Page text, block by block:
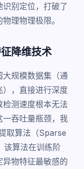
别定位，打破了
理物理极限。
降维技术
规模数据集（通
），直接进行深度
测速度根本无法
一吞吐量瓶颈，我
取算法（Sparse
算法在训练阶
物特征最敏感的